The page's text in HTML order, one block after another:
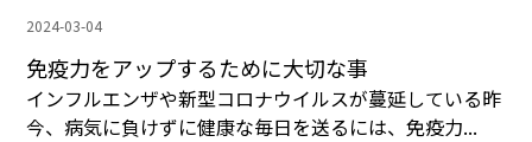
2024-03-04
免疫力をアップするために大切な事
インフルエンザや新型コロナウイルスが蔓延している昨
今、病気に負けずに健康な毎日を送るには、免疫力...